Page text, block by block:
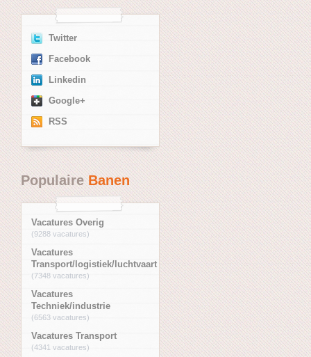
Twitter
Facebook
Linkedin
Google+
RSS
PopulaireBanen
Vacatures Overig
(9288 vacatures)
Vacatures
Transport/logistiek/luchtvaart
(7348 vacatures)
Vacatures
Techniek/industrie
(6563 vacatures)
Vacatures Transport
(4341 vacatures)